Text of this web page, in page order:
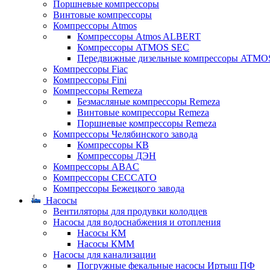
Поршневые компрессоры
Винтовые компрессоры
Компрессоры Atmos
Компрессоры Atmos ALBERT
Компрессоры ATMOS SEC
Передвижные дизельные компрессоры
Компрессоры Fiac
Компрессоры Fini
Компрессоры Remeza
Безмасляные компрессоры Remeza
Винтовые компрессоры Remeza
Поршневые компрессоры Remeza
Компрессоры Челябинского завода
Компрессоры КВ
Компрессоры ДЭН
Компрессоры ABAC
Компрессоры CECCATO
Компрессоры Бежецкого завода
Насосы
Вентиляторы для продувки колодцев
Насосы для водоснабжения и отопления
Насосы КМ
Насосы КММ
Насосы для канализации
Погружные фекальные насосы Иртыш ПФ